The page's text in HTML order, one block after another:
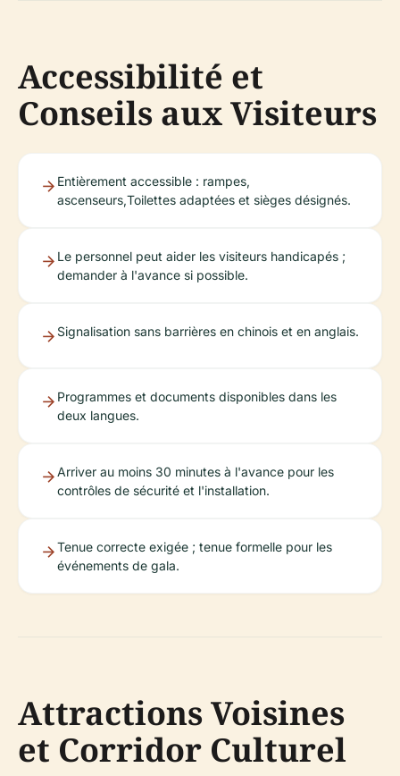
Accessibilité et
Conseils aux Visiteurs
Entièrement accessible : rampes,
ascenseurs,Toilettes adaptées et sièges désignés.
Le personnel peut aider les visiteurs handicapés ;
demander à l'avance si possible.
Signalisation sans barrières en chinois et en anglais.
Programmes et documents disponibles dans les
deux langues.
Arriver au moins 30 minutes à l'avance pour les
contrôles de sécurité et l'installation.
Tenue correcte exigée ; tenue formelle pour les
événements de gala.
Attractions Voisines
et Corridor Culturel